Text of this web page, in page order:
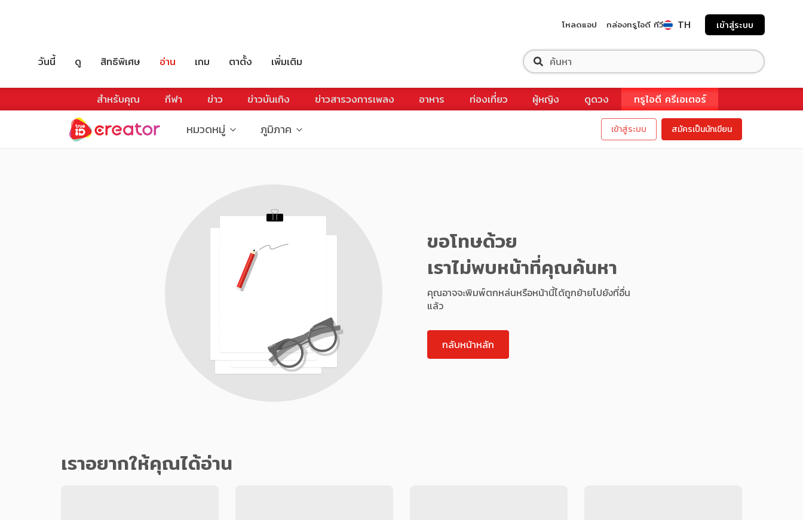
โหลดแอป กล่องทรูไอดี ทีวี TH เข้าสู่ระบบ
วันนี้ ดู สิทธิพิเศษ อ่าน เกม ตาตั้ง เพิ่มเติม
สำหรับคุณ กีฬา ข่าว ข่าวบันเทิง ข่าวสารวงการเพลง อาหาร ท่องเที่ยว ผู้หญิง ดูดวง ทรูไอดี ครีเอเตอร์
หมวดหมู่ ภูมิภาค เข้าสู่ระบบ สมัครเป็นนักเขียน
ขอโทษด้วย
เราไม่พบหน้าที่คุณค้นหา
คุณอาจจะพิมพ์ตกหล่นหรือหน้านี้ได้ถูกย้ายไปยังที่อื่น
แล้ว
กลับหน้าหลัก
เราอยากให้คุณได้อ่าน